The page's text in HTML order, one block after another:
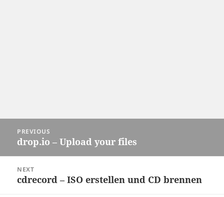
navigation
PREVIOUS
Previous
drop.io – Upload your files
NEXT
Next
cdrecord – ISO erstellen und CD brennen